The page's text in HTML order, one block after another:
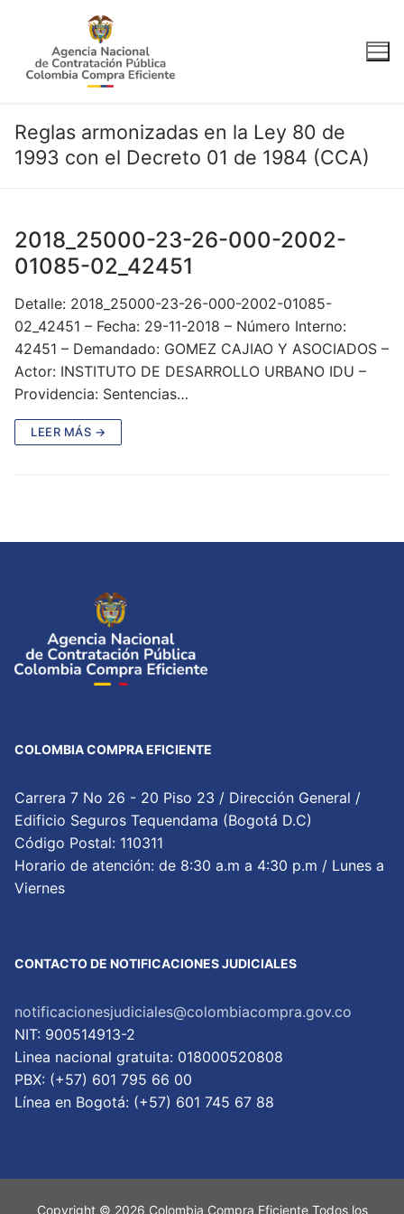
contenido
Reglas armonizadas en la Ley 80 de
1993 con el Decreto 01 de 1984 (CCA)
2018_25000-23-26-000-2002-
01085-02_42451
Detalle: 2018_25000-23-26-000-2002-01085-
02_42451 – Fecha: 29-11-2018 – Número Interno:
42451 – Demandado: GOMEZ CAJIAO Y ASOCIADOS –
Actor: INSTITUTO DE DESARROLLO URBANO IDU –
Providencia: Sentencias…
LEER MÁS →
COLOMBIA COMPRA EFICIENTE
Carrera 7 No 26 - 20 Piso 23 / Dirección General /
Edificio Seguros Tequendama (Bogotá D.C)
Código Postal: 110311
Horario de atención: de 8:30 a.m a 4:30 p.m / Lunes a
Viernes
CONTACTO DE NOTIFICACIONES JUDICIALES
notificacionesjudiciales@colombiacompra.gov.co
NIT: 900514913-2
Linea nacional gratuita: 018000520808
PBX: (+57) 601 795 66 00
Lí­nea en Bogotá: (+57) 601 745 67 88
Copyright © 2026 Colombia Compra Eficiente Todos los